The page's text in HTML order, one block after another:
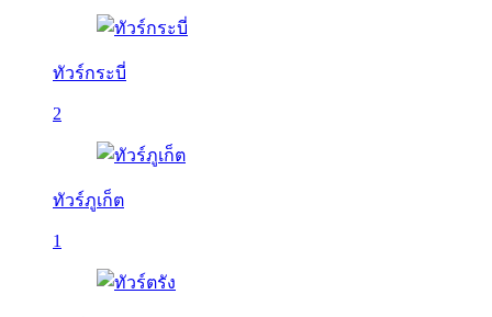
ทัวร์กระบี่
2
ทัวร์ภูเก็ต
1